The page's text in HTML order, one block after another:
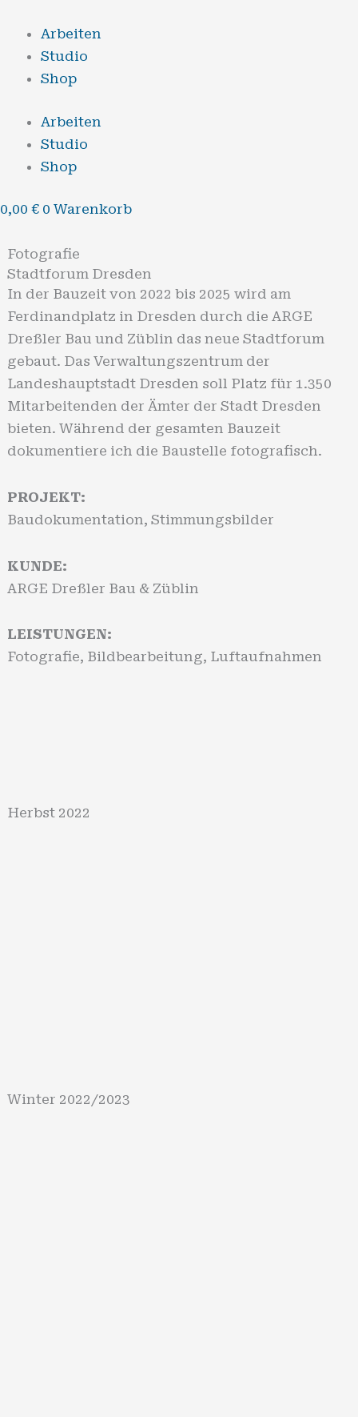
Inhalt
springen
Arbeiten
Studio
Shop
Arbeiten
Studio
Shop
0,00 € 0 Warenkorb
Fotografie
Stadtforum Dresden
In der Bauzeit von 2022 bis 2025 wird am
Ferdinandplatz in Dresden durch die ARGE
Dreßler Bau und Züblin das neue Stadtforum
gebaut. Das Verwaltungszentrum der
Landeshauptstadt Dresden soll Platz für 1.350
Mitarbeitenden der Ämter der Stadt Dresden
bieten. Während der gesamten Bauzeit
dokumentiere ich die Baustelle fotografisch.
PROJEKT:
Baudokumentation, Stimmungsbilder
KUNDE:
ARGE Dreßler Bau & Züblin
LEISTUNGEN:
Fotografie, Bildbearbeitung, Luftaufnahmen
Herbst 2022
Winter 2022/2023